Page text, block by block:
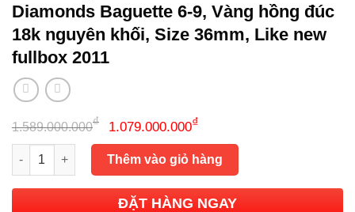
Diamonds Baguette 6-9, Vàng hồng đúc
18k nguyên khối, Size 36mm, Like new
fullbox 2011
1.589.000.000₫
Giá
gốc
là:
1.589.000.000₫.
1.079.000.000₫Giá
hiện
tại
là:
1.079.000.000₫.
Rolex Day date 118235 Thiên Thạch Diamonds Baguette 6-
Thêm vào giỏ hàng
ĐẶT HÀNG NGAY